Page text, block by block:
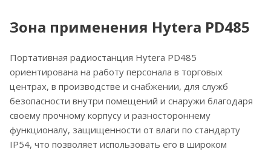
Зона применения Hytera PD485
Портативная радиостанция Hytera PD485
ориентирована на работу персонала в торговых
центрах, в производстве и снабжении, для служб
безопасности внутри помещений и снаружи благодаря
своему прочному корпусу и разностороннему
функционалу, защищенности от влаги по стандарту
IP54, что позволяет использовать его в широком